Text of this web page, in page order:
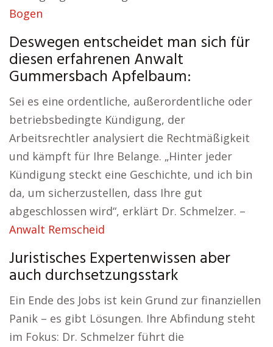
Bogen
Deswegen entscheidet man sich für
diesen erfahrenen Anwalt
Gummersbach Apfelbaum:
Sei es eine ordentliche, außerordentliche oder
betriebsbedingte Kündigung, der
Arbeitsrechtler analysiert die Rechtmäßigkeit
und kämpft für Ihre Belange. „Hinter jeder
Kündigung steckt eine Geschichte, und ich bin
da, um sicherzustellen, dass Ihre gut
abgeschlossen wird“, erklärt Dr. Schmelzer. –
Anwalt Remscheid
Juristisches Expertenwissen aber
auch durchsetzungsstark
Ein Ende des Jobs ist kein Grund zur finanziellen
Panik – es gibt Lösungen. Ihre Abfindung steht
im Fokus: Dr. Schmelzer führt die